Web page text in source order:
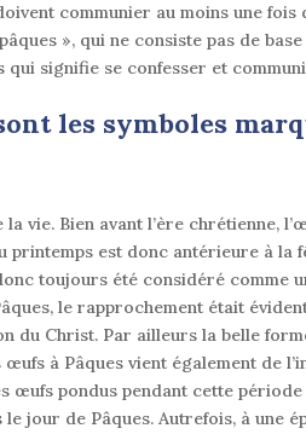
communier au moins une fois
», qui ne consiste pas de
qui signifie se confesser et
les symboles
la vie. Bien avant l’ère chrétienne,
printemps est donc antérieure à la
toujours été considéré comme
le rapprochement était
du Christ. Par ailleurs la belle
œufs à Pâques vient également de
œufs pondus pendant cette
jour de Pâques. Autrefois, à une